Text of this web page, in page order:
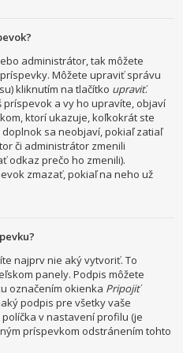
administrátor, tak môžete
Môžete upraviť správu
kliknutím na tlačítko upraviť.
a vy ho upravíte, objaví
ktorí ukazuje, koľkokrát ste
sa neobjaví, pokiaľ zatiaľ
či administrátor zmenili
odkaz prečo ho zmenili).
zmazať, pokiaľ na neho už
najprv nie aký vytvoriť. To
panely. Podpis môžete
označením okienka Pripojiť
podpis pre všetky vaše
v nastavení profilu (je
príspevkom odstránením tohto